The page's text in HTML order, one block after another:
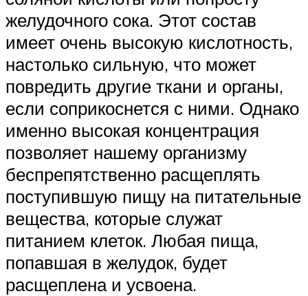
желудочного сока. Этот состав
имеет очень высокую кислотность,
настолько сильную, что может
повредить другие ткани и органы,
если соприкоснется с ними. Однако
именно высокая концентрация
позволяет нашему организму
беспрепятственно расщеплять
поступившую пищу на питательные
вещества, которые служат
питанием клеток. Любая пища,
попавшая в желудок, будет
расщеплена и усвоена.